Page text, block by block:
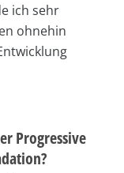
ich sehr
ohnehin
Progressive